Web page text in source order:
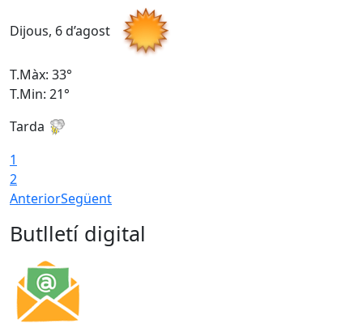
Dijous, 6 d’agost
T.Màx: 33°
T.Min: 21°
Tarda
1
2
AnteriorSegüent
Butlletí digital